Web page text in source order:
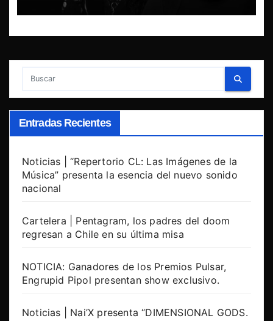
Entradas Recientes
Noticias | “Repertorio CL: Las Imágenes de la
Música” presenta la esencia del nuevo sonido
nacional
Cartelera | Pentagram, los padres del doom
regresan a Chile en su última misa
NOTICIA: Ganadores de los Premios Pulsar,
Engrupid Pipol presentan show exclusivo.
Noticias | Nai’X presenta “DIMENSIONAL GODS.